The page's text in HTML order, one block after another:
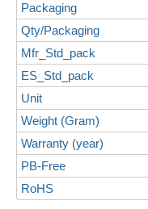
Packaging
Qty/Packaging
Mfr_Std_pack
ES_Std_pack
Unit
Weight (Gram)
Warranty (year)
PB-Free
RoHS